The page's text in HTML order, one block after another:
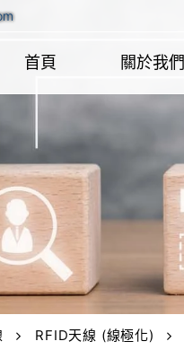
首頁 關於我們
RFID天線 (線極化)